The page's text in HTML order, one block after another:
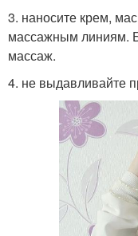
3. наносите крем,
массажным линиям.
массаж.
4. не выдавливайте